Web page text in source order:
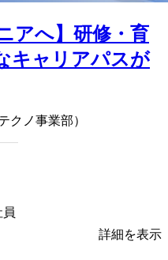
アへ】研修・育
キャリアパスが
クノ事業部）
詳細を表示